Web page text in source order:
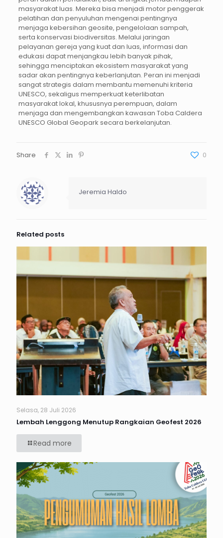
masyarakat luas. Mereka bisa menjadi motor penggerak
pelatihan dan penyuluhan mengenai pentingnya
menjaga kebersihan geosite, pengelolaan sampah,
serta konservasi biodiversitas. Melalui jaringan
pelayanan gereja yang kuat dan luas, informasi dan
edukasi dapat menjangkau lebih banyak pihak,
sehingga menciptakan ekosistem masyarakat yang
sadar akan pentingnya keberlanjutan. Peran ini menjadi
sangat strategis dalam membantu memenuhi kriteria
UNESCO, sekaligus memperkuat keterlibatan
masyarakat lokal, khususnya perempuan, dalam
menjaga dan mengembangkan kawasan Toba Caldera
UNESCO Global Geopark secara berkelanjutan.
Share 0
Jeremia Haldo
Related posts
Selasa, 28 Juli 2026
Lembah Lenggong Menutup Rangkaian Geofest 2026
Read more